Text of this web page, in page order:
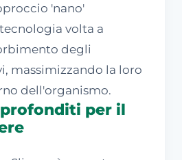
'nano'
volta a
degli
massimizzando la loro
dell'organismo.
per il